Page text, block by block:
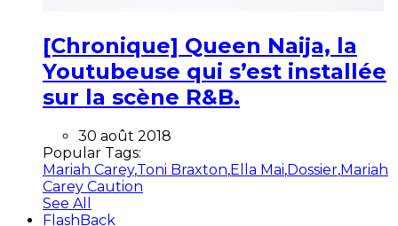
[Chronique] Queen Naija, la
Youtubeuse qui s’est installée
sur la scène R&B.
30 août 2018
Popular Tags:
Mariah Carey,Toni Braxton,Ella Mai,Dossier,Mariah
Carey Caution
See All
FlashBack